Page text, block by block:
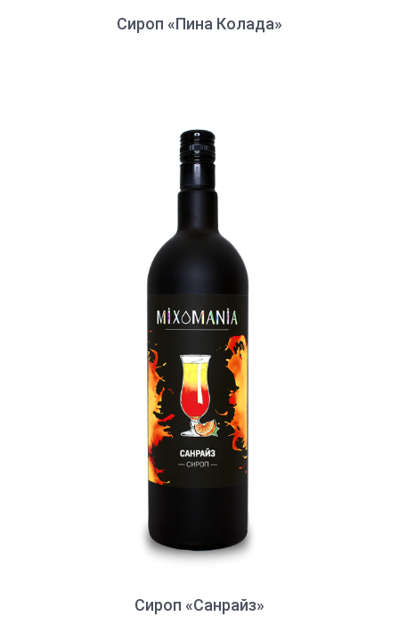
Сироп «Пина Колада»
Сироп «Санрайз»